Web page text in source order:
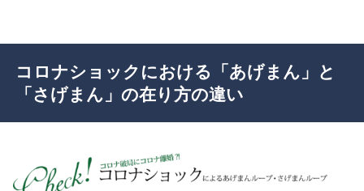
コロナショックにおける「あげまん」と
「さげまん」の在り方の違い